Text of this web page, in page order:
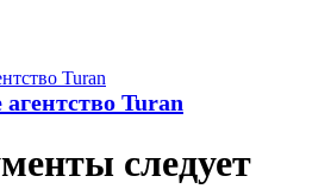
Turan
следует